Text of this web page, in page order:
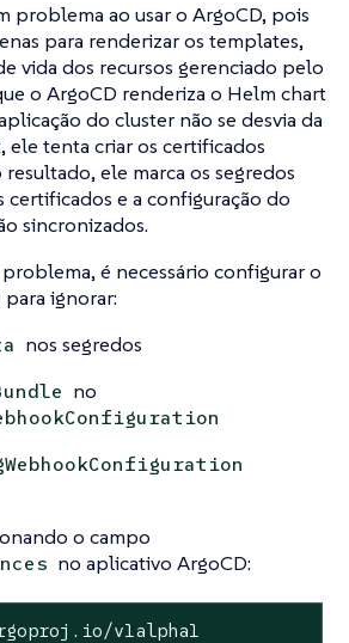
problema ao usar o ArgoCD, pois
para renderizar os templates,
vida dos recursos gerenciado pelo
o ArgoCD renderiza o Helm chart
do cluster não se desvia da
ele tenta criar os certificados
ele marca os segredos
certificados e a configuração do
sincronizados.
problema, é necessário configurar o
ignorar:
nos segredos
no
o campo
no aplicativo ArgoCD:
v1alpha1